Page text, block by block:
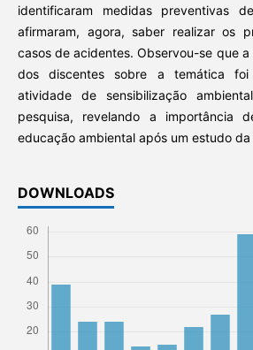
identificaram medidas preventivas
afirmaram, agora, saber realizar os
casos de acidentes. Observou-se que
dos discentes sobre a temática
atividade de sensibilização
pesquisa, revelando a importância
educação ambiental após um estudo
DOWNLOADS